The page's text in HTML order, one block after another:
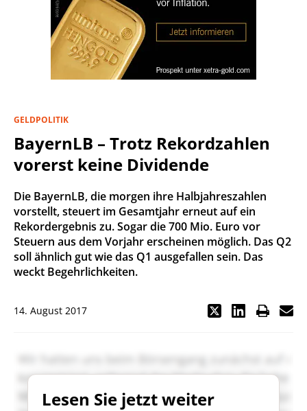
GELDPOLITIK
BayernLB – Trotz Rekordzahlen
vorerst keine Dividende
Die BayernLB, die morgen ihre Halbjahreszahlen
vorstellt, steuert im Gesamtjahr erneut auf ein
Rekordergebnis zu. Sogar die 700 Mio. Euro vor
Steuern aus dem Vorjahr erscheinen möglich. Das Q2
soll ähnlich gut wie das Q1 ausgefallen sein. Das
weckt Begehrlichkeiten.
14. August 2017
Lesen Sie jetzt weiter